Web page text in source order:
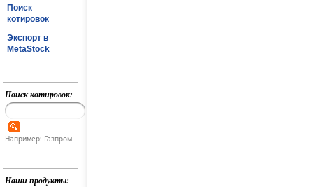
Поиск
котировок
Экспорт в
MetaStock
Поиск котировок:
Например: Газпром
Наши продукты: